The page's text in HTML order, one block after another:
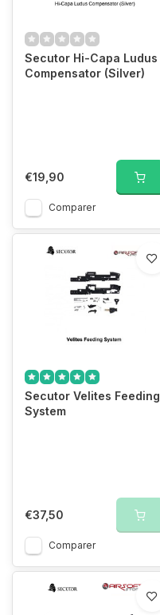
Secutor Hi-Capa Ludus
Compensator (Silver)
€19,90
Comparer
Secutor Velites Feeding
System
€37,50
Comparer